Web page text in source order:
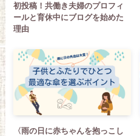
初投稿！共働き夫婦のプロフィ
ールと育休中にブログを始めた
理由
〈雨の日に赤ちゃんを抱っこし